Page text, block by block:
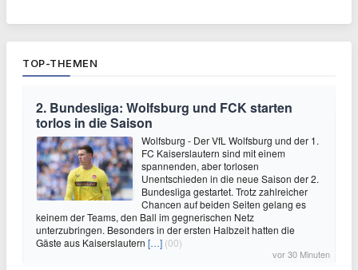
TOP-THEMEN
2. Bundesliga: Wolfsburg und FCK starten
torlos in die Saison
Wolfsburg - Der VfL Wolfsburg und der 1.
FC Kaiserslautern sind mit einem
spannenden, aber torlosen
Unentschieden in die neue Saison der 2.
Bundesliga gestartet. Trotz zahlreicher
Chancen auf beiden Seiten gelang es
keinem der Teams, den Ball im gegnerischen Netz
unterzubringen. Besonders in der ersten Halbzeit hatten die
Gäste aus Kaiserslautern […] (00)
vor 30 Minuten